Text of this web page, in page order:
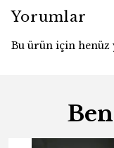
Yorumlar
Bu ürün için henüz